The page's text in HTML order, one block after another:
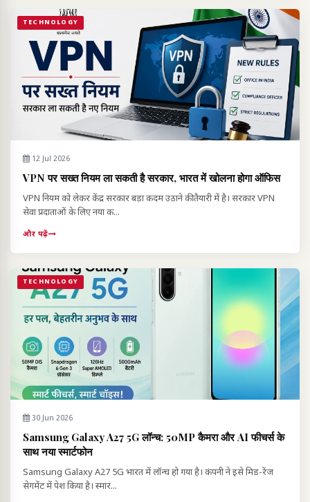
TECHNOLOGY
12 Jul 2026
VPN पर सख्त नियम ला सकती है सरकार, भारत में खोलना होगा ऑफिस
VPN नियम को लेकर केंद्र सरकार बड़ा कदम उठाने की तैयारी में है। सरकार VPN
सेवा प्रदाताओं के लिए नया क...
और पढ़ें
TECHNOLOGY
30 Jun 2026
Samsung Galaxy A27 5G लॉन्च: 50MP कैमरा और AI फीचर्स के
साथ नया स्मार्टफोन
Samsung Galaxy A27 5G भारत में लॉन्च हो गया है। कंपनी ने इसे मिड-रेंज
सेगमेंट में पेश किया है। स्मार...